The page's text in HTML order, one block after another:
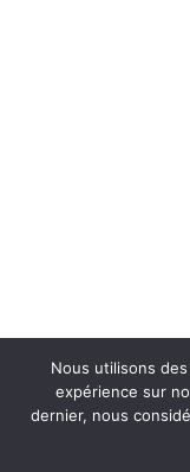
Nous utilisons
expérience sur
dernier, nous